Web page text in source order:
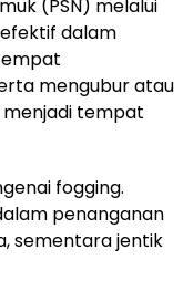
(PSN) melalui
dalam
mengubur atau
tempat
fogging.
penanganan
sementara jentik